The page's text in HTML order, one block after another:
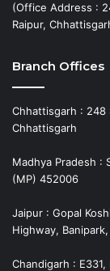
(Office Address :
Raipur,
Branch Offices
Chhattisgarh : 248
Chhattisgarh
Madhya Pradesh :
(MP) 452006
Jaipur : Gopal
Highway,
Chandigarh :